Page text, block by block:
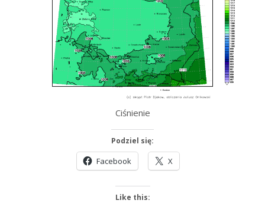
Ciśnienie
Podziel się:
Facebook X
Like this: